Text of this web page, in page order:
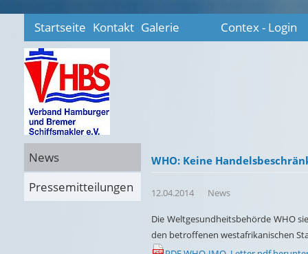
Startseite Kontakt Galerie Contex - Login
News
Pressemitteilungen
WHO: Keine
12.04.2014 News
Die Weltgesundheitsbehörde WHO
den betroffenen westafrikanischen